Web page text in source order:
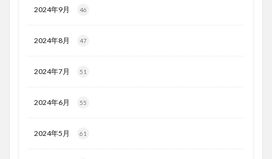
2024年9月 46
2024年8月 47
2024年7月 51
2024年6月 55
2024年5月 61